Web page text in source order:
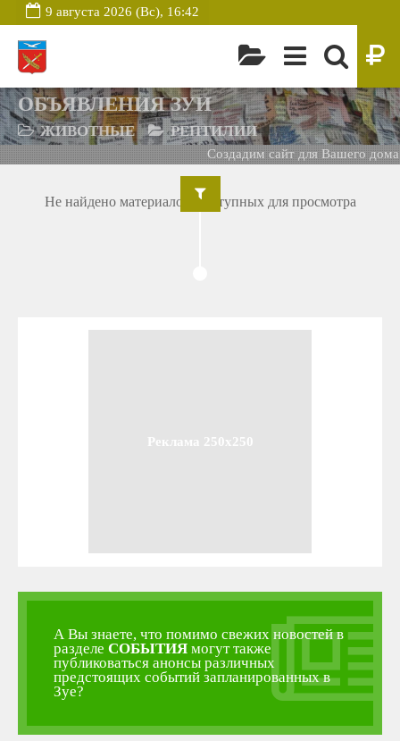
9 августа 2026 (Вс), 16:42
ОБЪЯВЛЕНИЯ ЗУИ
ЖИВОТНЫЕ РЕПТИЛИИ
Создадим сайт для Вашего дома
Не найдено материалов, доступных для просмотра
Реклама 250x250
А Вы знаете, что помимо свежих новостей в
разделе СОБЫТИЯ могут также
публиковаться анонсы различных
предстоящих событий запланированных в
Зуе?